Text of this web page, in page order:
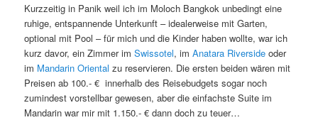
Kurzzeitig in Panik weil ich im Moloch Bangkok unbedingt eine
ruhige, entspannende Unterkunft – idealerweise mit Garten,
optional mit Pool – für mich und die Kinder haben wollte, war ich
kurz davor, ein Zimmer imSwissotel, imAnatara Riverside oder
im Mandarin Oriental zu reservieren. Die ersten beiden wären mit
Preisen ab 100.- € innerhalb des Reisebudgets sogar noch
zumindest vorstellbar gewesen, aber die einfachste Suite im
Mandarin war mir mit 1.150.- € dann doch zu teuer…